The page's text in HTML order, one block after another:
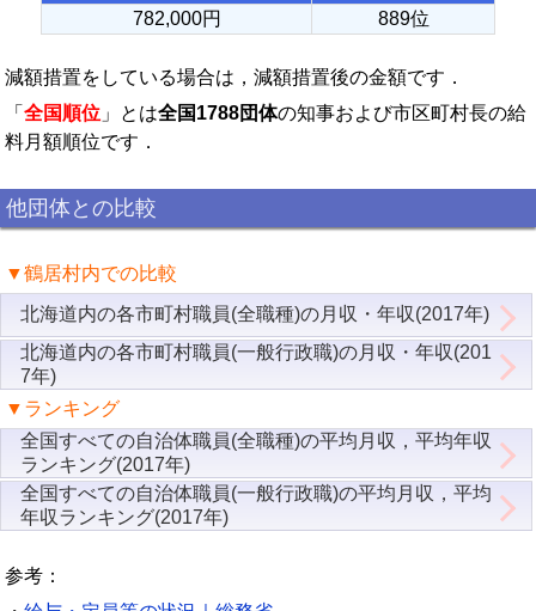
782,000円 889位
減額措置をしている場合は，減額措置後の金額です．
「 全国順位 」とは全国1788団体の知事および市区町村長の給
料月額順位です．
他団体との比較
▼鶴居村内での比較
北海道内の各市町村職員(全職種)の月収・年収(2017年)
北海道内の各市町村職員(一般行政職)の月収・年収(201
7年)
▼ランキング
全国すべての自治体職員(全職種)の平均月収，平均年収
ランキング(2017年)
全国すべての自治体職員(一般行政職)の平均月収，平均
年収ランキング(2017年)
参考：